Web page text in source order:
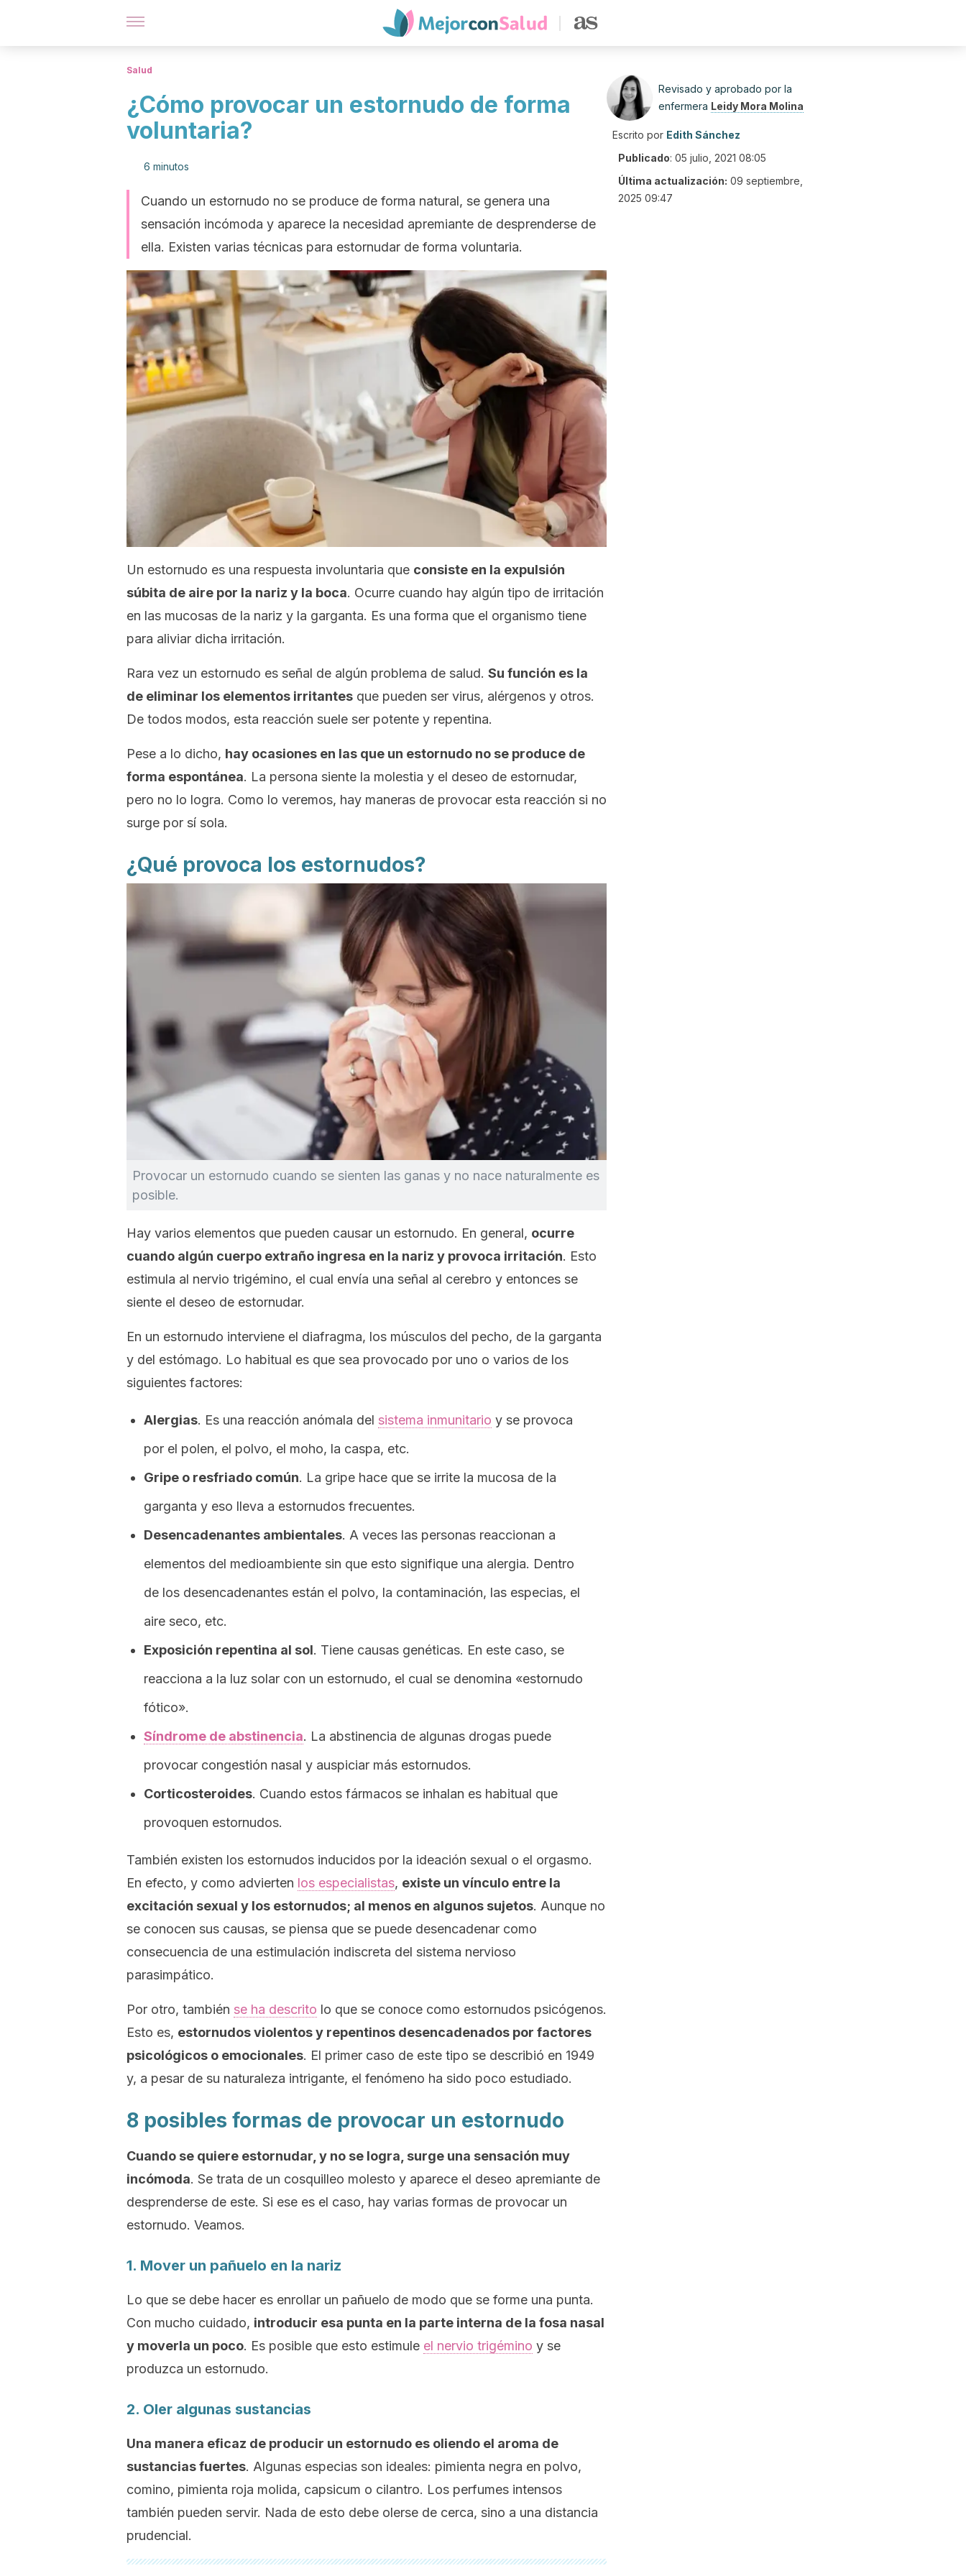
Salud
¿Cómo provocar un estornudo de forma
voluntaria?
6 minutos
Cuando un estornudo no se produce de forma natural, se genera una
sensación incómoda y aparece la necesidad apremiante de desprenderse de
ella. Existen varias técnicas para estornudar de forma voluntaria.
Un estornudo es una respuesta involuntaria que consiste en la expulsión
súbita de aire por la nariz y la boca. Ocurre cuando hay algún tipo de irritación
en las mucosas de la nariz y la garganta. Es una forma que el organismo tiene
para aliviar dicha irritación.
Rara vez un estornudo es señal de algún problema de salud. Su función es la
de eliminar los elementos irritantes que pueden ser virus, alérgenos y otros.
De todos modos, esta reacción suele ser potente y repentina.
Pese a lo dicho, hay ocasiones en las que un estornudo no se produce de
forma espontánea. La persona siente la molestia y el deseo de estornudar,
pero no lo logra. Como lo veremos, hay maneras de provocar esta reacción si no
surge por sí sola.
¿Qué provoca los estornudos?
Provocar un estornudo cuando se sienten las ganas y no nace naturalmente es
posible.
Hay varios elementos que pueden causar un estornudo. En general, ocurre
cuando algún cuerpo extraño ingresa en la nariz y provoca irritación. Esto
estimula al nervio trigémino, el cual envía una señal al cerebro y entonces se
siente el deseo de estornudar.
En un estornudo interviene el diafragma, los músculos del pecho, de la garganta
y del estómago. Lo habitual es que sea provocado por uno o varios de los
siguientes factores:
Alergias. Es una reacción anómala del sistema inmunitario y se provoca
por el polen, el polvo, el moho, la caspa, etc.
Gripe o resfriado común. La gripe hace que se irrite la mucosa de la
garganta y eso lleva a estornudos frecuentes.
Desencadenantes ambientales. A veces las personas reaccionan a
elementos del medioambiente sin que esto signifique una alergia. Dentro
de los desencadenantes están el polvo, la contaminación, las especias, el
aire seco, etc.
Exposición repentina al sol. Tiene causas genéticas. En este caso, se
reacciona a la luz solar con un estornudo, el cual se denomina «estornudo
fótico».
Síndrome de abstinencia. La abstinencia de algunas drogas puede
provocar congestión nasal y auspiciar más estornudos.
Corticosteroides. Cuando estos fármacos se inhalan es habitual que
provoquen estornudos.
También existen los estornudos inducidos por la ideación sexual o el orgasmo.
En efecto, y como advierten los especialistas, existe un vínculo entre la
excitación sexual y los estornudos; al menos en algunos sujetos. Aunque no
se conocen sus causas, se piensa que se puede desencadenar como
consecuencia de una estimulación indiscreta del sistema nervioso
parasimpático.
Por otro, también se ha descrito lo que se conoce como estornudos psicógenos.
Esto es, estornudos violentos y repentinos desencadenados por factores
psicológicos o emocionales. El primer caso de este tipo se describió en 1949
y, a pesar de su naturaleza intrigante, el fenómeno ha sido poco estudiado.
8 posibles formas de provocar un estornudo
Cuando se quiere estornudar, y no se logra, surge una sensación muy
incómoda. Se trata de un cosquilleo molesto y aparece el deseo apremiante de
desprenderse de este. Si ese es el caso, hay varias formas de provocar un
estornudo. Veamos.
1. Mover un pañuelo en la nariz
Lo que se debe hacer es enrollar un pañuelo de modo que se forme una punta.
Con mucho cuidado, introducir esa punta en la parte interna de la fosa nasal
y moverla un poco. Es posible que esto estimule el nervio trigémino y se
produzca un estornudo.
2. Oler algunas sustancias
Una manera eficaz de producir un estornudo es oliendo el aroma de
sustancias fuertes. Algunas especias son ideales: pimienta negra en polvo,
comino, pimienta roja molida, capsicum o cilantro. Los perfumes intensos
también pueden servir. Nada de esto debe olerse de cerca, sino a una distancia
prudencial.
Revisado y aprobado por la
enfermera Leidy Mora Molina
Escrito por Edith Sánchez
Publicado: 05 julio, 2021 08:05
Última actualización: 09 septiembre,
2025 09:47